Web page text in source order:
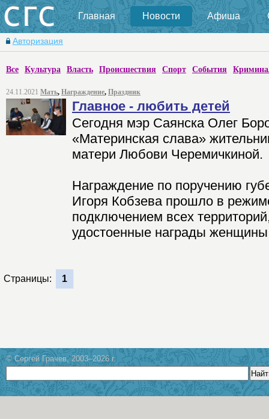
Главная Новости Афиша
Авторизация
Все Культура Власть Происшествия Спорт События
24.11.2021 Мать, Награждение, Праздник
Главное - любить детей
Сегодня мэр Саянска Олег
«Материнская слава»
матери Любови Черемичкиной.
Награждение по поручению
Игоря Кобзева прошло в
подключением всех
удостоенные награды
Страницы: 1
© Сергей Грачев, 2003–2026 г.